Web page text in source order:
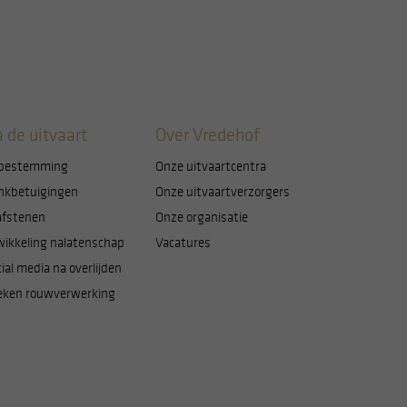
de uitvaart
nalatenschap
media na overlijden
rouwverwerking
Over Vredehof
Onze uitvaartcentra
Onze uitvaartverzorgers
Onze organisatie
Vacatures